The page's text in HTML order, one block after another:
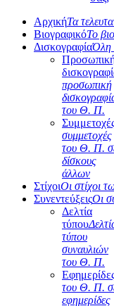
ΑρχικήΤα
ΒιογραφικόΤο
ΔισκογραφίαΌλη
προσωπική
του Θ. Π.
συμμετοχές
του Θ. Π.
δίσκους
άλλων
ΣτίχοιΟι στίχοι
ΣυνεντεύξειςΟι
Δελτία
τύπου
τύπου
συναυλιών
του Θ. Π.
του Θ. Π.
εφημερίδες